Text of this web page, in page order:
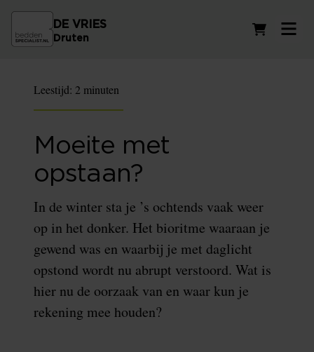
DE VRIES
Druten
Leestijd: 2 minuten
Moeite met
opstaan?
In de winter sta je ’s ochtends vaak weer
op in het donker. Het bioritme waaraan je
gewend was en waarbij je met daglicht
opstond wordt nu abrupt verstoord. Wat is
hier nu de oorzaak van en waar kun je
rekening mee houden?